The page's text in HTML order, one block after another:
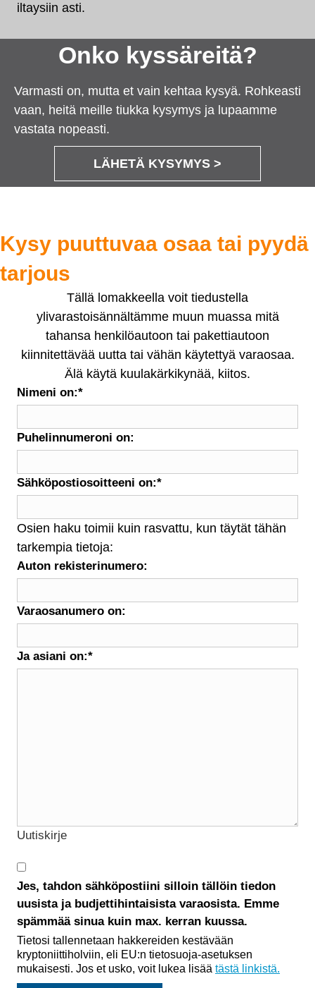
iltaysiin asti.
Onko kyssäreitä?
Varmasti on, mutta et vain kehtaa kysyä. Rohkeasti
vaan, heitä meille tiukka kysymys ja lupaamme
vastata nopeasti.
LÄHETÄ KYSYMYS >
Kysy puuttuvaa osaa tai pyydä
tarjous
Tällä lomakkeella voit tiedustella
ylivarastoisännältämme muun muassa mitä
tahansa henkilöautoon tai pakettiautoon
kiinnitettävää uutta tai vähän käytettyä varaosaa.
Älä käytä kuulakärkikynää, kiitos.
Nimeni on:*
Puhelinnumeroni on:
Sähköpostiosoitteeni on:*
Osien haku toimii kuin rasvattu, kun täytät tähän
tarkempia tietoja:
Auton rekisterinumero:
Varaosanumero on:
Ja asiani on:*
Uutiskirje
Jes, tahdon sähköpostiini silloin tällöin tiedon
uusista ja budjettihintaisista varaosista. Emme
spämmää sinua kuin max. kerran kuussa.
Tietosi tallennetaan hakkereiden kestävään
kryptoniittiholviin, eli EU:n tietosuoja-asetuksen
mukaisesti. Jos et usko, voit lukea lisää tästä linkistä.